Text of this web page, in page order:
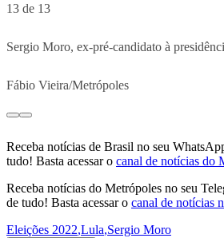
13 de 13
Sergio Moro, ex-pré-candidato à
Fábio Vieira/Metrópoles
Receba notícias de Brasil no seu
tudo! Basta acessar o canal de notícias do
Receba notícias do Metrópoles no seu
de tudo! Basta acessar o canal de notícias
Eleições 2022,Lula,Sergio Moro